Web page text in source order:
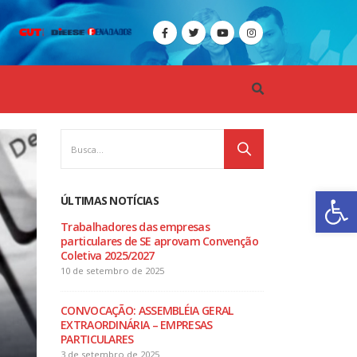
ÚLTIMAS NOTÍCIAS
EDITAL ASSEMBLÉIA GERAL
EXTRORDINÁRIA -
TRABALHADORES DAS
EMPRESAS PARTICULARES DE
Confira o resultado da eleição
que deu vitória à Chapa 1
Trabalhadores